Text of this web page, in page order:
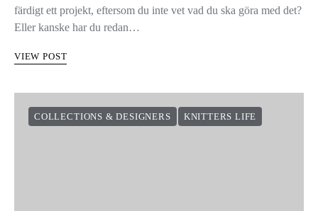
färdigt ett projekt, eftersom du inte vet vad du ska göra med det?
Eller kanske har du redan…
VIEW POST
COLLECTIONS & DESIGNERS KNITTERS LIFE